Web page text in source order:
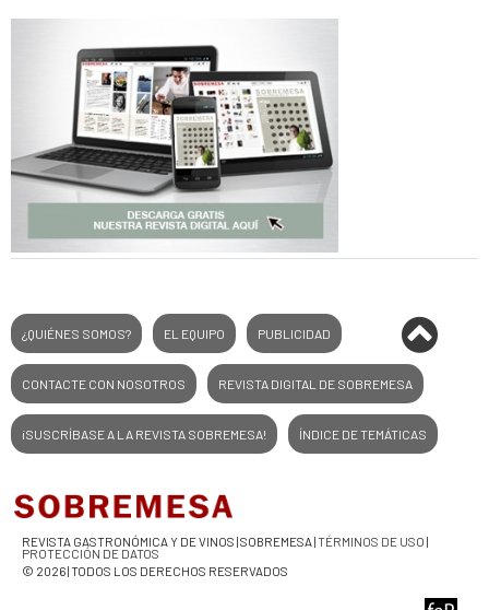
¿QUIÉNES SOMOS? EL EQUIPO PUBLICIDAD
CONTACTE CON NOSOTROS REVISTA DIGITAL DE SOBREMESA
¡SUSCRÍBASE A LA REVISTA SOBREMESA! ÍNDICE DE TEMÁTICAS
REVISTA GASTRONÓMICA Y DE VINOS | SOBREMESA |TÉRMINOS DE USO |
PROTECCIÓN DE DATOS
© 2026 | TODOS LOS DERECHOS RESERVADOS